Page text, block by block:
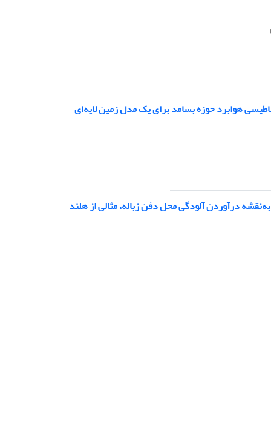
هوابرد حوزه بسامد برای یک مدل زمین لایه‌ای
درآوردن آلودگی محل دفن زباله، مثالی از هلند